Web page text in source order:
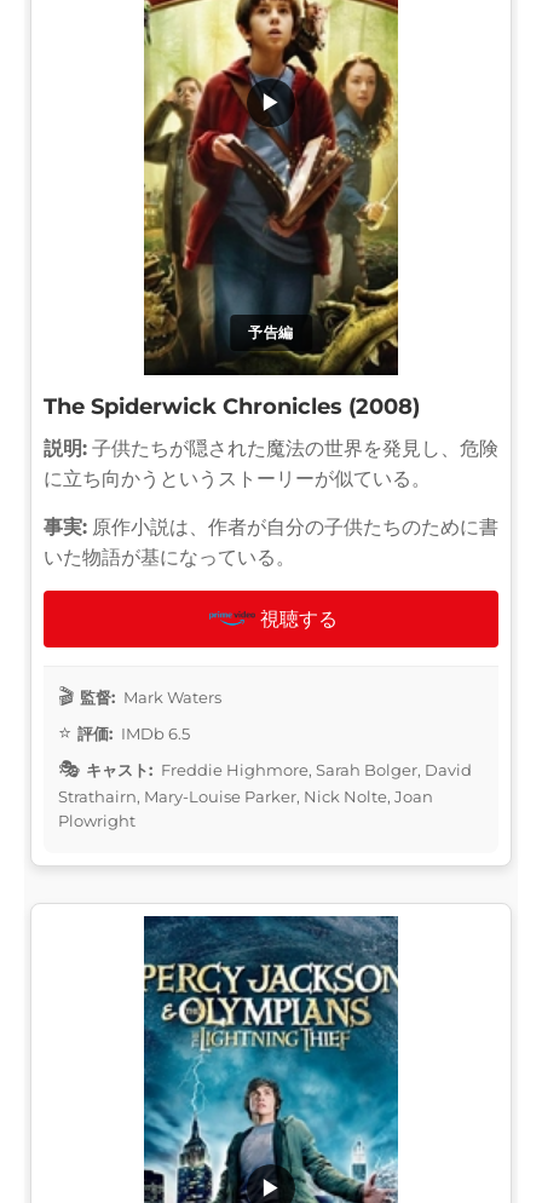
予告編
▶
The Spiderwick Chronicles (2008)
説明: 子供たちが隠された魔法の世界を発見し、危険
に立ち向かうというストーリーが似ている。
事実: 原作小説は、作者が自分の子供たちのために書
いた物語が基になっている。
視聴する
監督: Mark Waters
評価: IMDb 6.5
キャスト: Freddie Highmore, Sarah Bolger, David
Strathairn, Mary-Louise Parker, Nick Nolte, Joan
Plowright
▶